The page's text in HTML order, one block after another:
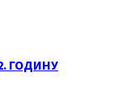
ГОДИНУ